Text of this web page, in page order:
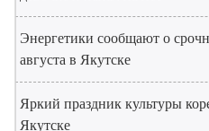
Энергетики сообщают о
августа в Якутске
Яркий праздник культуры
Якутске